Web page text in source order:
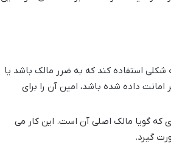
شکلی استفاده کند که به ضرر مالک باشد یا
امانت داده شده باشد، امین آن را برای
که گویا مالک اصلی آن است. این کار می
گیرد.